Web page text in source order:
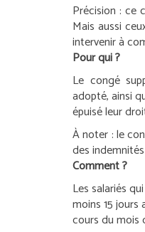
Précision : ce
Mais aussi
intervenir à
Pour qui ?
Le congé
adopté, ainsi
épuisé leur
À noter :le
des
Comment ?
Les salariés
moins 15
cours du mois